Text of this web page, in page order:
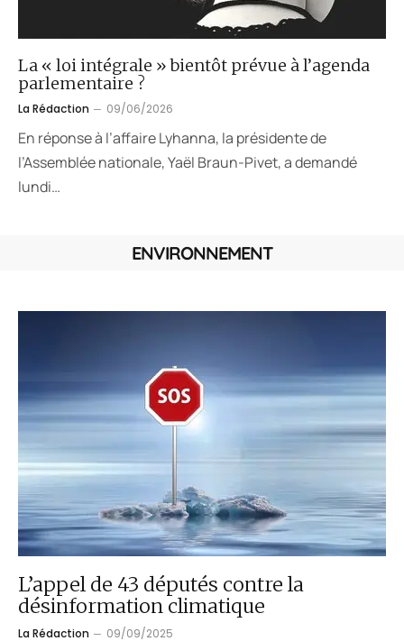
La « loi intégrale » bientôt prévue à l’agenda
parlementaire ?
La Rédaction 09/06/2026
En réponse à l’affaire Lyhanna, la présidente de
l’Assemblée nationale, Yaël Braun-Pivet, a demandé
lundi…
ENVIRONNEMENT
L’appel de 43 députés contre la
désinformation climatique
La Rédaction 09/09/2025